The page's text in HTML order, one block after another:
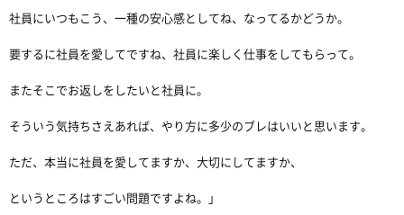
社員にいつもこう、一種の安心感としてね、なってるかどうか。
要するに社員を愛してですね、社員に楽しく仕事をしてもらって。
またそこでお返しをしたいと社員に。
そういう気持ちさえあれば、やり方に多少のブレはいいと思います。
ただ、本当に社員を愛してますか、大切にしてますか、
というところはすごい問題ですよね。」